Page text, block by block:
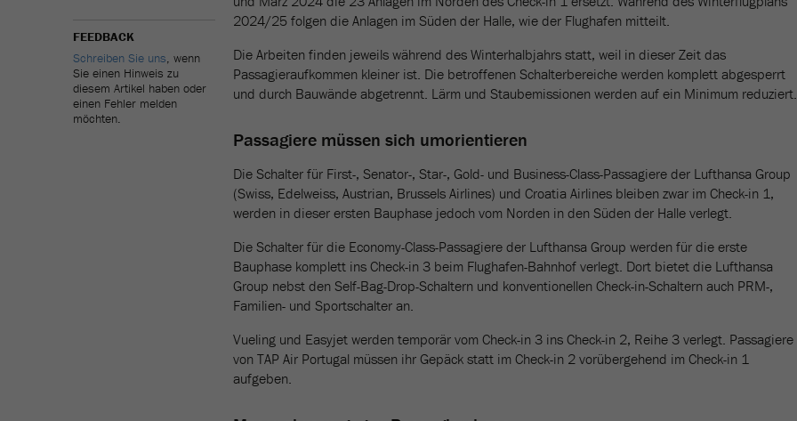
FEEDBACK
Schreiben Sie uns, wenn
Sie einen Hinweis zu
diesem Artikel haben oder
einen Fehler melden
möchten.
2024/25 folgen die Anlagen im Süden der Halle, wie der Flughafen mitteilt.
Die Arbeiten finden jeweils während des Winterhalbjahrs statt, weil in dieser Zeit das
Passagieraufkommen kleiner ist. Die betroffenen Schalterbereiche werden komplett abgesperrt
und durch Bauwände abgetrennt. Lärm und Staubemissionen werden auf ein Minimum reduziert.
Passagiere müssen sich umorientieren
Die Schalter für First-, Senator-, Star-, Gold- und Business-Class-Passagiere der Lufthansa Group
(Swiss, Edelweiss, Austrian, Brussels Airlines) und Croatia Airlines bleiben zwar im Check-in 1,
werden in dieser ersten Bauphase jedoch vom Norden in den Süden der Halle verlegt.
Die Schalter für die Economy-Class-Passagiere der Lufthansa Group werden für die erste
Bauphase komplett ins Check-in 3 beim Flughafen-Bahnhof verlegt. Dort bietet die Lufthansa
Group nebst den Self-Bag-Drop-Schaltern und konventionellen Check-in-Schaltern auch PRM-,
Familien- und Sportschalter an.
Vueling und Easyjet werden temporär vom Check-in 3 ins Check-in 2, Reihe 3 verlegt. Passagiere
von TAP Air Portugal müssen ihr Gepäck statt im Check-in 2 vorübergehend im Check-in 1
aufgeben.